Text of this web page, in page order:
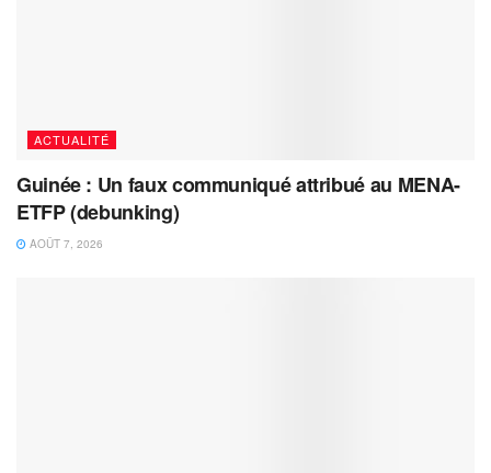
ACTUALITÉ
Guinée : Un faux communiqué attribué au MENA-
ETFP (debunking)
AOÛT 7, 2026